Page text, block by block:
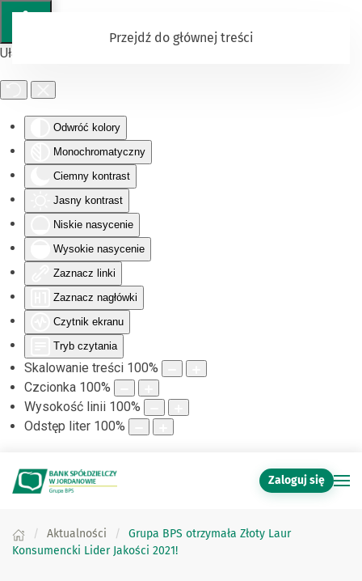
Ułatwienia dostępu
Odwróć kolory
Monochromatyczny
Ciemny kontrast
Jasny kontrast
Niskie nasycenie
Wysokie nasycenie
Zaznacz linki
Zaznacz nagłówki
Czytnik ekranu
Tryb czytania
Skalowanie treści 100%
Czcionka 100%
Wysokość linii 100%
Odstęp liter 100%
Przejdź do głównej treści
Zaloguj się
Aktualności
Grupa BPS otrzymała Złoty Laur
Konsumencki Lider Jakości 2021!